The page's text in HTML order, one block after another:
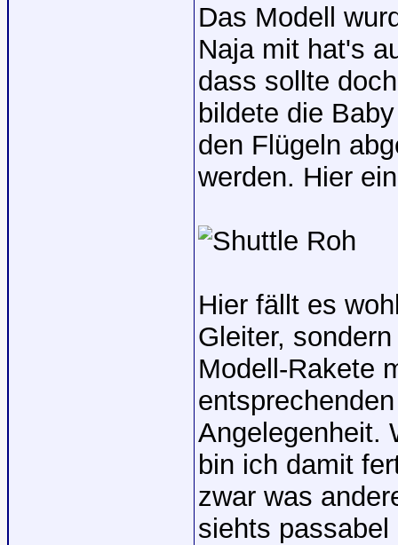
Das Modell
Naja mit hat's
dass sollte
bildete die
den Flügeln
werden. Hier
Hier fällt es
Gleiter,
Modell-Rakete
Angelegenheit.
bin ich damit
zwar was
siehts passabel